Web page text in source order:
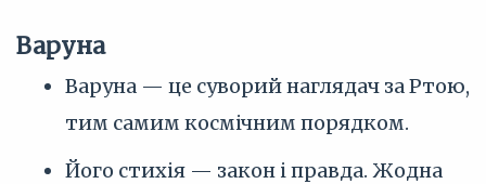
Варуна
Варуна — це суворий наглядач за Ртою,
тим самим космічним порядком.
Його стихія — закон і правда. Жодна